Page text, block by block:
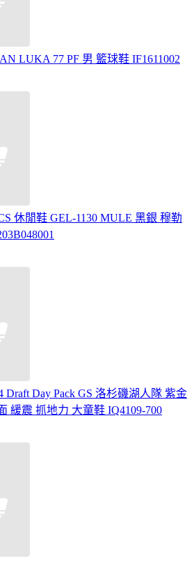
LUKA 77 PF 男 籃球鞋 IF1611002
休閒鞋 GEL-1130 MULE 黑銀 穆勒
Draft Day Pack GS 洛杉磯湖人隊 紫金
緩震 抓地力 大童鞋 IQ4109-700